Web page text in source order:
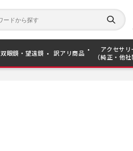
か
ら
検
索
す
る
双眼鏡・望遠鏡 訳アリ商品
アクセサリ
（純正・他社